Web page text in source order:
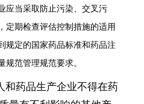
应当采取防止污染、交叉污
定期检查评估控制措施的适用
规定的国家药品标准和药品注
规范管理规范要求。
和药品生产企业不得在药